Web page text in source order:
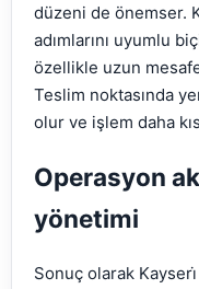
düzeni de önemser.
adımlarını uyumlu
özellikle uzun
Teslim noktasında
olur ve işlem daha
Operasyon
yönetimi
Sonuç olarak Kayseri̇